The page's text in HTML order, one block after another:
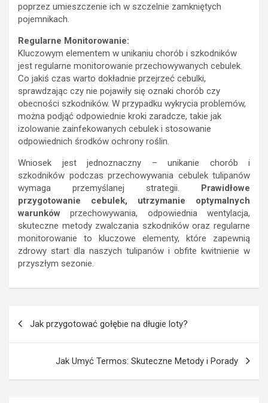
poprzez umieszczenie ich w szczelnie zamkniętych
pojemnikach.
Regularne Monitorowanie:
Kluczowym elementem w unikaniu chorób i szkodników
jest regularne monitorowanie przechowywanych cebulek.
Co jakiś czas warto dokładnie przejrzeć cebulki,
sprawdzając czy nie pojawiły się oznaki chorób czy
obecności szkodników. W przypadku wykrycia problemów,
można podjąć odpowiednie kroki zaradcze, takie jak
izolowanie zainfekowanych cebulek i stosowanie
odpowiednich środków ochrony roślin.
Wniosek jest jednoznaczny – unikanie chorób i
szkodników podczas przechowywania cebulek tulipanów
wymaga przemyślanej strategii. Prawidłowe
przygotowanie cebulek, utrzymanie optymalnych
warunków przechowywania, odpowiednia wentylacja,
skuteczne metody zwalczania szkodników oraz regularne
monitorowanie to kluczowe elementy, które zapewnią
zdrowy start dla naszych tulipanów i obfite kwitnienie w
przyszłym sezonie.
wpisu
Jak przygotować gołębie na długie loty?
Jak Umyć Termos: Skuteczne Metody i Porady